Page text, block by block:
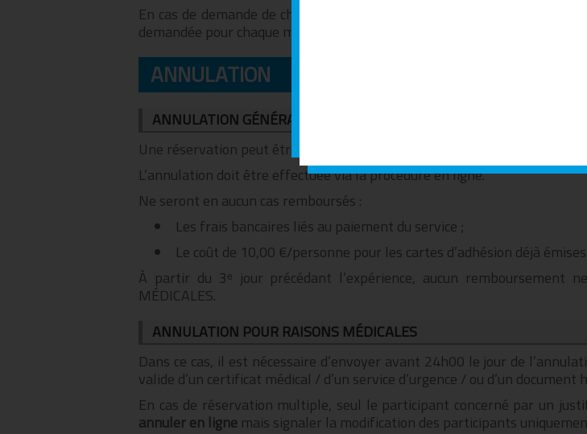
En cas de demande de changement de nom d’un participant après
demandée pour chaque modification.
ANNULATION
ANNULATION GÉNÉRALE
Une réservation peut être annulée sans pénalité, pour quelque raison
L’annulation doit être effectuée via la procédure en ligne.
Ne seront en aucun cas remboursés :
Les frais bancaires liés au paiement du service ;
Le coût de 10,00 €/personne pour les cartes d’adhésion déjà
À partir du 3ᵉ jour précédant l’expérience, aucun remboursement
MÉDICALES.
ANNULATION POUR RAISONS MÉDICALES
Dans ce cas, il est nécessaire d’envoyer avant 24h00 le jour de
valide d’un certificat médical / d’un service d’urgence / ou d’un document
En cas de réservation multiple, seul le participant concerné par un
annuler en ligne mais signaler la modification des participants